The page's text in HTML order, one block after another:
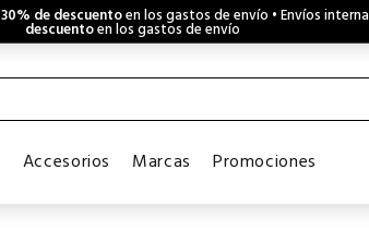
30% de descuentoen los gastos de envío • Envíos
descuentoen los gastos de envío
Accesorios Marcas Promociones